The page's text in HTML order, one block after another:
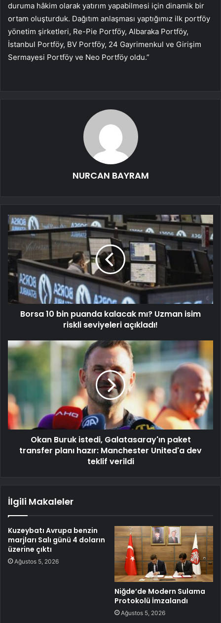
duruma hâkim olarak yatırım yapabilmesi için dinamik bir
ortam oluşturduk. Dağıtım anlaşması yaptığımız ilk portföy
yönetim şirketleri, Re-Pie Portföy, Albaraka Portföy,
İstanbul Portföy, BV Portföy, 24 Gayrimenkul ve Girişim
Sermayesi Portföy ve Neo Portföy oldu.”
NURCAN BAYRAM
Borsa 10 bin puanda kalacak mı? Uzman isim
riskli seviyeleri açıkladı!
Okan Buruk istedi, Galatasaray'ın paket
transfer planı hazır: Manchester United'a dev
teklif verildi
İlgili Makaleler
Kuzeybatı Avrupa benzin
marjları Salı günü 4 doların
üzerine çıktı
Ağustos 5, 2026
Niğde’de Modern Sulama
Protokolü İmzalandı
Ağustos 5, 2026